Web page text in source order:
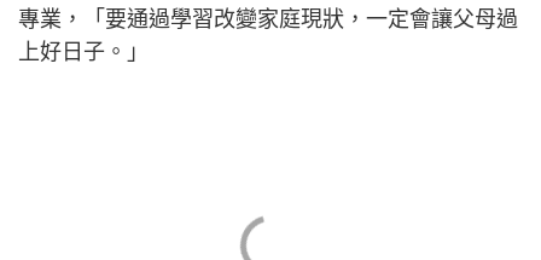
專業，「要通過學習改變家庭現狀，一定會讓父母過
上好日子。」